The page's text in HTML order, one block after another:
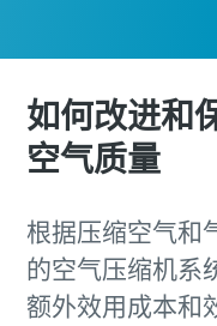
如何改进和
空气质量
根据压缩空气和
的空气压缩机系
额外效用成本和